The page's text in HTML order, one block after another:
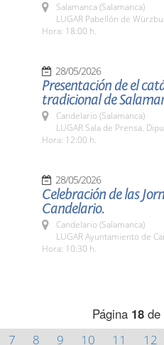
Salamanca (Salamanca)
LUGAR Pabellón de
Hora: 18:00 h.
28/05/2026
Presentación de el
tradicional de
Candelario (Salamanca)
LUGAR Sala de Prensa.
Hora: 12:00 h.
28/05/2026
Celebración de las
Candelario.
Candelario (Salamanca)
LUGAR Ayuntamiento de
Hora: 10:30 h.
Página 18 de
7 8 9 10 11 12